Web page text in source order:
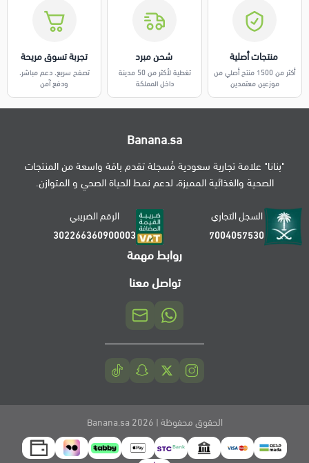
️ منتجات أصلية
أكثر من 1500 منتج أصلي من
موزعين معتمدين
️ شحن مبرد
تغطية لأكثر من 50 مدينة
داخل المملكة
تجربة تسوق مريحة
تصفح سريع، دعم مباشر،
ودفع آمن
Banana.sa
"بنانا" علامة تجارية سعودية مُسجلة تقدم باقة واسعة من المنتجات
الصحية والغذائية المميزة، لدعم نمط الحياة الصحي و المتوازن.
السجل التجاري
7004057530
الرقم الضريبي
302266360900003
روابط مهمة
تواصل معنا
الحقوق محفوظة | 2026 Banana.sa